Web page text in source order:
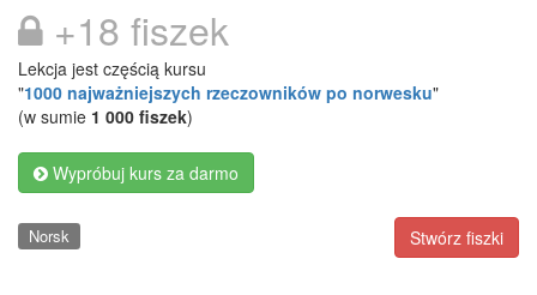
+18 fiszek
Lekcja jest częścią kursu
"1000 najważniejszych rzeczowników po norwesku"
(w sumie 1 000 fiszek)
Wypróbuj kurs za darmo
Stwórz fiszki
Norsk